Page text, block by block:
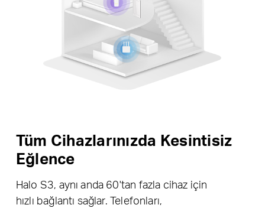
Tüm Cihazlarınızda Kesintisiz
Eğlence
Halo S3, aynı anda 60'tan fazla cihaz için
hızlı bağlantı sağlar. Telefonları,